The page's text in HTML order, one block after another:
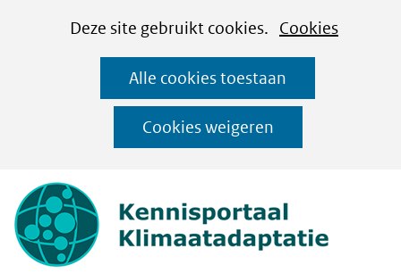
CookiesDeze site gebruikt cookies. Cookies
op
deze
website
Alle cookies toestaan
Cookies weigeren
Ga
naar
de
inhoud